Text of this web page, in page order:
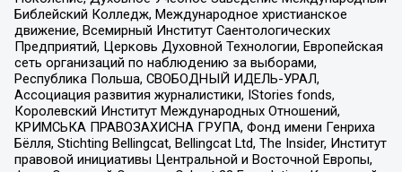
Библейский Колледж, Международное христианское
движение, Всемирный Институт Саентологических
Предприятий, Церковь Духовной Технологии, Европейская
сеть организаций по наблюдению за выборами,
Республика Польша, СВОБОДНЫЙ ИДЕЛЬ-УРАЛ,
Ассоциация развития журналистики, IStories fonds,
Королевский Институт Международных Отношений,
КРИМСЬКА ПРАВОЗАХИСНА ГРУПА, Фонд имени Генриха
Бёлля, Stichting Bellingcat, Bellingcat Ltd, The Insider, Институт
правовой инициативы Центральной и Восточной Европы,